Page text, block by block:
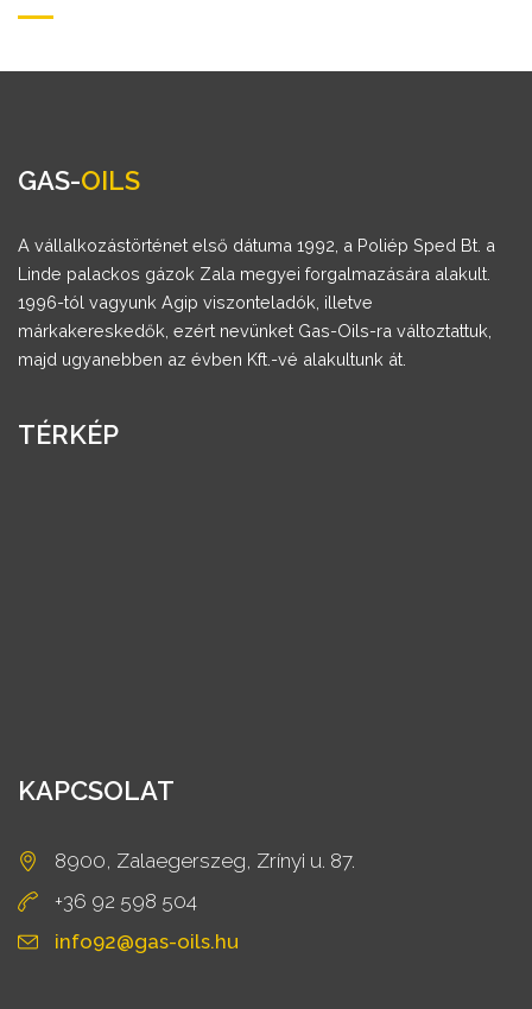
GAS-OILS
A vállalkozástörténet első dátuma 1992, a Poliép Sped Bt. a
Linde palackos gázok Zala megyei forgalmazására alakult.
1996-tól vagyunk Agip viszonteladók, illetve
márkakereskedők, ezért nevünket Gas-Oils-ra változtattuk,
majd ugyanebben az évben Kft.-vé alakultunk át.
TÉRKÉP
KAPCSOLAT
8900, Zalaegerszeg, Zrínyi u. 87.
+36 92 598 504
info92@gas-oils.hu